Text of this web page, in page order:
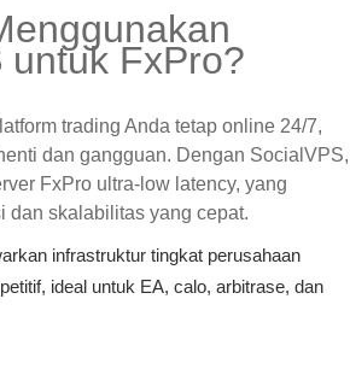
untuk FxPro?
trading Anda tetap online 24/7,
dan gangguan. Dengan SocialVPS,
FxPro ultra-low latency, yang
dan skalabilitas yang cepat.
infrastruktur tingkat perusahaan
ideal untuk EA, calo, arbitrase, dan